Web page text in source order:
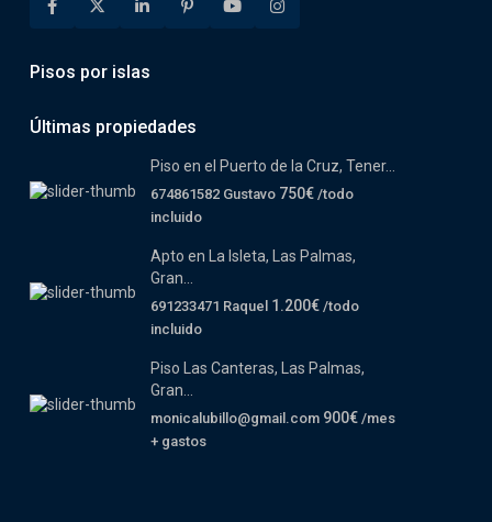
Pisos por islas
Últimas propiedades
Piso en el Puerto de la Cruz, Tener...
674861582 Gustavo 750€ /todo
incluido
Apto en La Isleta, Las Palmas,
Gran...
691233471 Raquel 1.200€ /todo
incluido
Piso Las Canteras, Las Palmas,
Gran...
monicalubillo@gmail.com 900€ /mes
+ gastos